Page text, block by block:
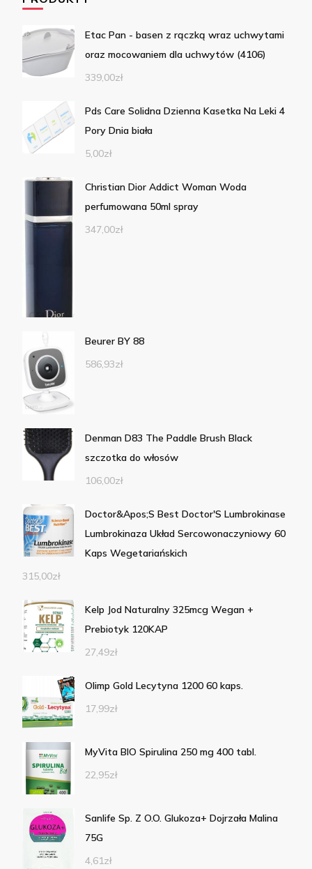
Etac Pan - basen z rączką wraz uchwytami
oraz mocowaniem dla uchwytów (4106)
339,00zł
Pds Care Solidna Dzienna Kasetka Na Leki 4
Pory Dnia biała
5,00zł
Christian Dior Addict Woman Woda
perfumowana 50ml spray
347,00zł
Beurer BY 88
586,93zł
Denman D83 The Paddle Brush Black
szczotka do włosów
106,00zł
Doctor&Apos;S Best Doctor'S Lumbrokinase
Lumbrokinaza Układ Sercowonaczyniowy 60
Kaps Wegetariańskich
315,00zł
Kelp Jod Naturalny 325mcg Wegan +
Prebiotyk 120KAP
27,49zł
Olimp Gold Lecytyna 1200 60 kaps.
17,99zł
MyVita BIO Spirulina 250 mg 400 tabl.
22,95zł
Sanlife Sp. Z O.O. Glukoza+ Dojrzała Malina
75G
4,61zł